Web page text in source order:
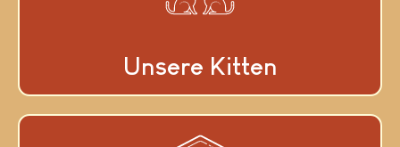
Unsere Kitten